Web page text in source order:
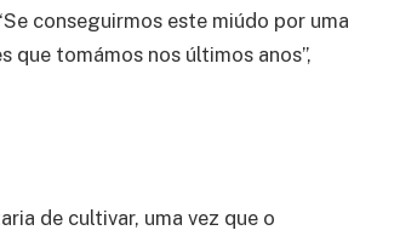
conseguirmos este miúdo por uma
que tomámos nos últimos anos”,
de cultivar, uma vez que o